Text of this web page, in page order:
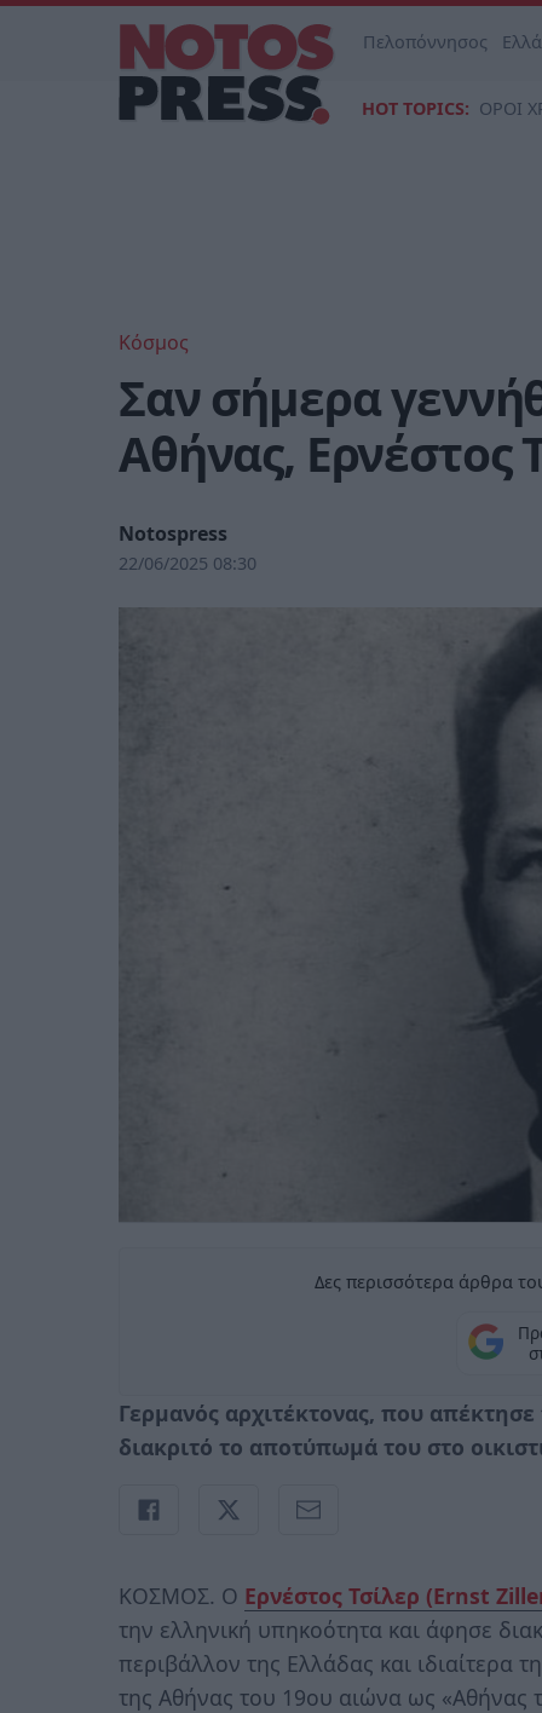
Πελοπόννησος
HOT TOPICS: ΟΡΟΙ
Κόσμος
Σαν σήμερα
Αθήνας, Ερνέστος
Notospress
22/06/2025 08:30
Δες περισσότερα άρθρα
Γερμανός αρχιτέκτονας, που
διακριτό το αποτύπωμά του στο
ΚΟΣΜΟΣ. Ο Ερνέστος Τσίλερ (Ernst
την ελληνική υπηκοότητα και άφησε
περιβάλλον της Ελλάδας και ιδιαίτερα
της Αθήνας του 19ου αιώνα ως «Αθήνας